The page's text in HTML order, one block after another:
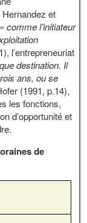
et
comme l’initiateur
l’entrepreneuriat
destination. Il
ans, ou se
(1991, p.14),
les fonctions,
d’opportunité et
de